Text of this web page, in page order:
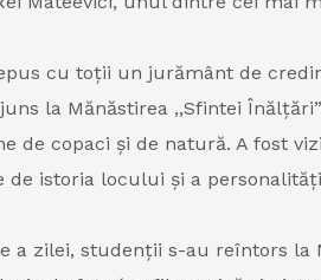
cu toții un jurământ de
la Mănăstirea ,,Sfintei
de copaci și de natură. A fost
de istoria locului și a
a zilei, studenții s-au reîntors la